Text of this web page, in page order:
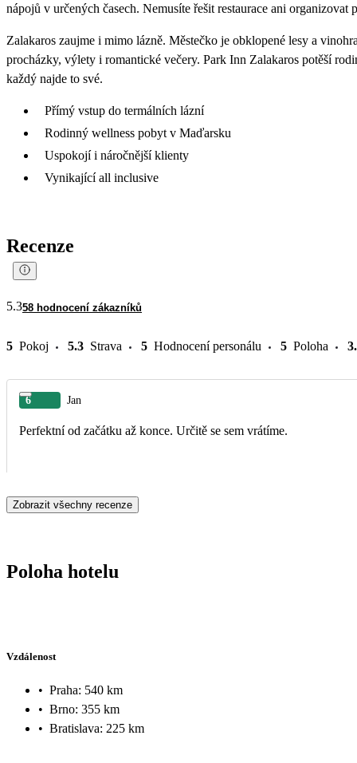
nápojů v určených časech. Nemusíte řešit restaurace ani
Zalakaros zaujme i mimo lázně. Městečko je obklopené lesy a
procházky, výlety i romantické večery. Park Inn Zalakaros potěší
každý najde to své.
Přímý vstup do termálních lázní
Rodinný wellness pobyt v Maďarsku
Uspokojí i náročnější klienty
Vynikající all inclusive
Recenze
5.358 hodnocení zákazníků
5 Pokoj 5.3 Strava 5 Hodnocení personálu 5 Poloha
6 Jan
Perfektní od začátku až konce. Určitě se sem vrátíme.
Zobrazit všechny recenze
Poloha hotelu
Vzdálenost
• Praha: 540 km
• Brno: 355 km
• Bratislava: 225 km